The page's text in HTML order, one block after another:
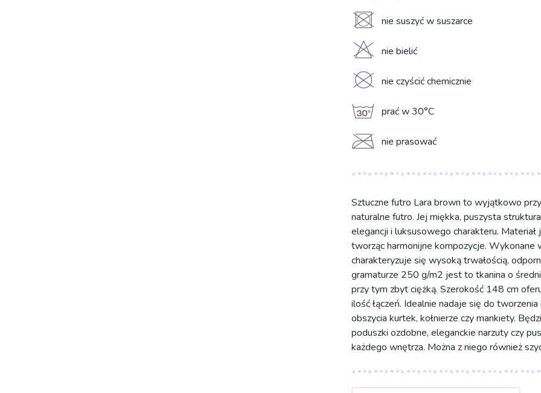
U nie suszyć w suszarce
H nie bielić
K nie czyścić chemicznie
g prać w 30°C
C nie prasować
Sztuczne futro Lara brown to wyjątkowo
naturalne futro. Jej miękka, puszysta
elegancji i luksusowego charakteru. Materiał
tworząc harmonijne kompozycje.
charakteryzuje się wysoką trwałością,
gramaturze 250 g/m2 jest to tkanina o
przy tym zbyt ciężką. Szerokość 148 cm
ilość łączeń. Idealnie nadaje się do
obszycia kurtek, kołnierze czy mankiety.
poduszki ozdobne, eleganckie narzuty czy
każdego wnętrza. Można z niego również